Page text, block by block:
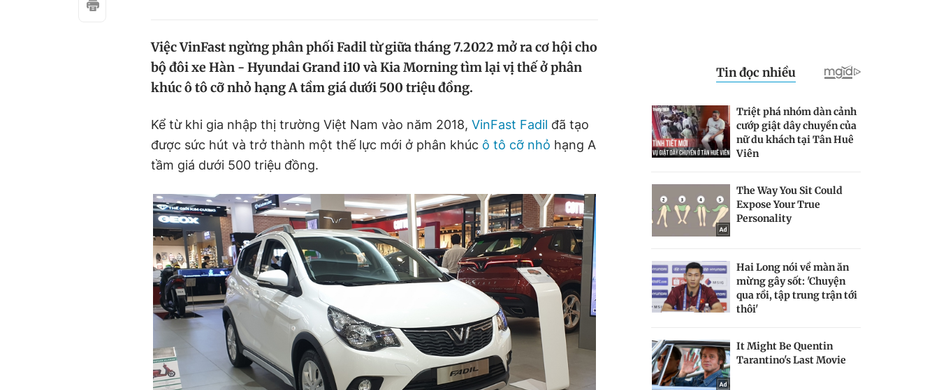
Việc VinFast ngừng phân phối Fadil từ giữa tháng 7.2022 mở ra cơ hội cho
bộ đôi xe Hàn - Hyundai Grand i10 và Kia Morning tìm lại vị thế ở phân
khúc ô tô cỡ nhỏ hạng A tầm giá dưới 500 triệu đồng.
Kể từ khi gia nhập thị trường Việt Nam vào năm 2018, VinFast Fadil đã tạo
được sức hút và trở thành một thế lực mới ở phân khúc ô tô cỡ nhỏ hạng A
tầm giá dưới 500 triệu đồng.